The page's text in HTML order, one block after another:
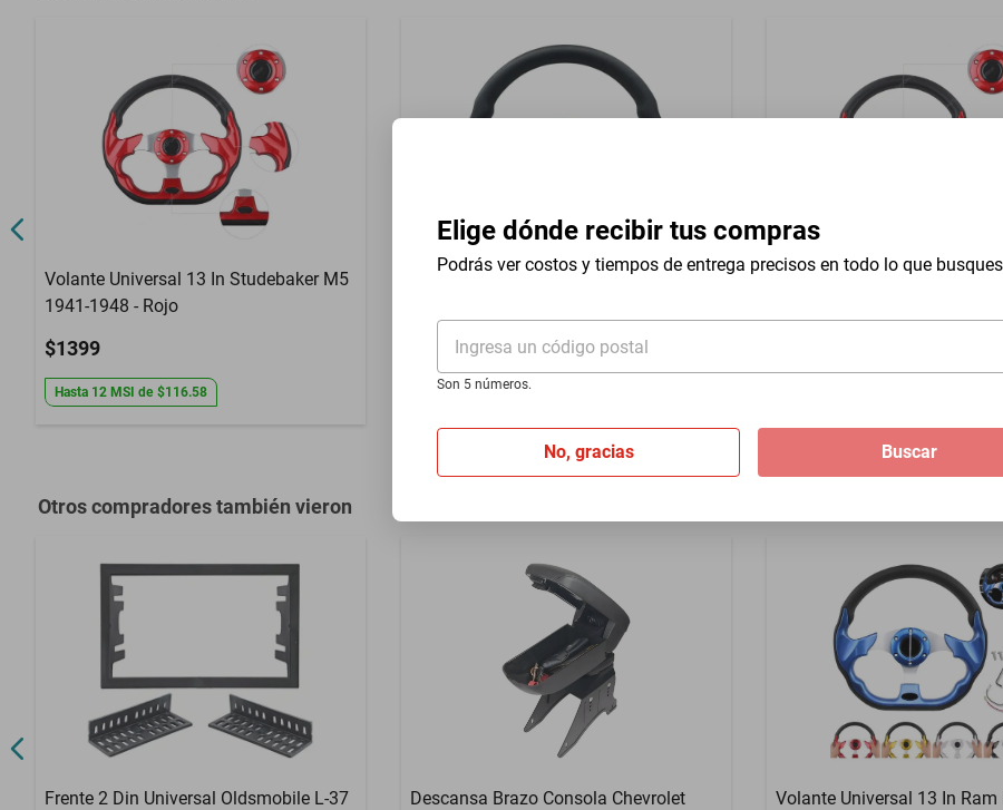
Elige dónde recibir tus compras
Podrás ver costos y tiempos de entrega precisos en todo lo que busques
Ingresa un código postal
Son 5 números.
No, gracias Buscar
Volante Universal 13 In Studebaker M5
1941-1948 - Rojo
$1399
Hasta 12 MSI de $116.58
Volante Universal 13 In Ram 1500 Rev
$1399
Hasta12 MSIde $116.58
Volante Universal 13 In
Otros compradores también vieron
Frente 2 Din Universal Oldsmobile L-37
Descansa Brazo Consola Chevrolet
Volante Universal 13 In